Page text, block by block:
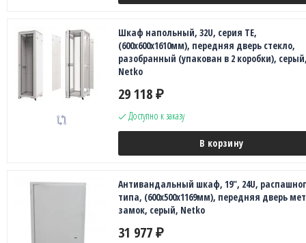
Шкаф напольный, 32U, серия TE,
(600х600х1610мм), передняя дверь стекло,
разобранный (упакован в 2 коробки),
Netko
29 118 ₽
Доступно к заказу
В корзину
Антивандальный шкаф, 19", 24U,
типа, (600x500x1169мм), передняя дверь
замок, серый, Netko
31 977 ₽